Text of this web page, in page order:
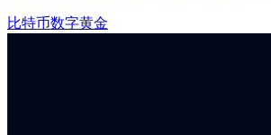
比特币数字黄金